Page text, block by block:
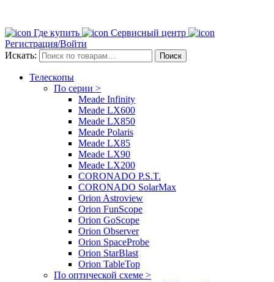
Где купить
Сервисный центр
Регистрация/Войти
Искать:
Поиск
Телескопы
По серии >
Meade Infinity
Meade LX600
Meade LX850
Meade Polaris
Meade LX85
Meade LX90
Meade LX200
CORONADO P.S.T.
CORONADO SolarMax
Orion Astroview
Orion FunScope
Orion GoScope
Orion Observer
Orion SpaceProbe
Orion StarBlast
Orion TableTop
По оптической схеме >